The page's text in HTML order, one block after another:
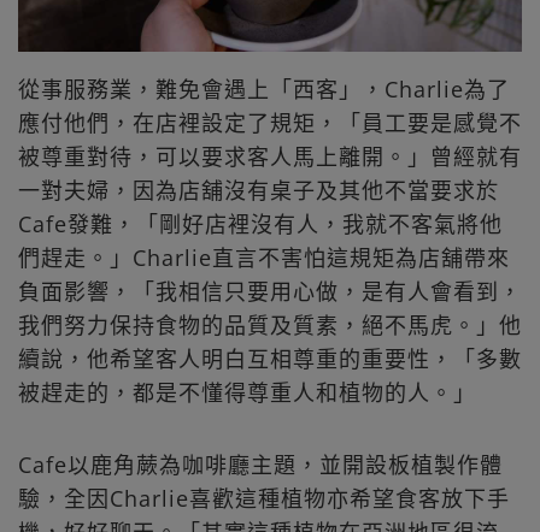
從事服務業，難免會遇上「西客」，Charlie為了
應付他們，在店裡設定了規矩，「員工要是感覺不
被尊重對待，可以要求客人馬上離開。」曾經就有
一對夫婦，因為店舖沒有桌子及其他不當要求於
Cafe發難，「剛好店裡沒有人，我就不客氣將他
們趕走。」Charlie直言不害怕這規矩為店舖帶來
負面影響，「我相信只要用心做，是有人會看到，
我們努力保持食物的品質及質素，絕不馬虎。」他
續說，他希望客人明白互相尊重的重要性，「多數
被趕走的，都是不懂得尊重人和植物的人。」
Cafe以鹿角蕨為咖啡廳主題，並開設板植製作體
驗，全因Charlie喜歡這種植物亦希望食客放下手